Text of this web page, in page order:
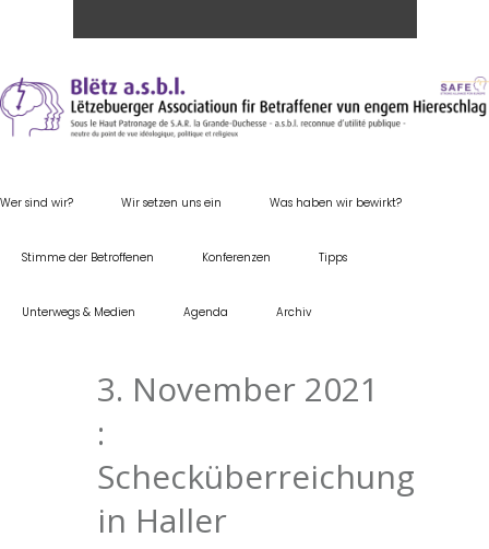
Wer sind wir? Wir setzen uns ein Was haben wir bewirkt?
Stimme der Betroffenen Konferenzen Tipps
Unterwegs & Medien Agenda Archiv
3. November 2021
:
Schecküberreichung
in Haller